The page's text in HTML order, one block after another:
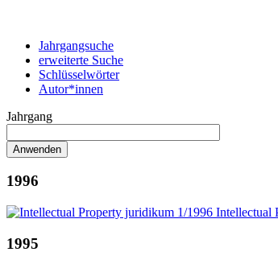
Jahrgangsuche
erweiterte Suche
Schlüsselwörter
Autor*innen
Jahrgang
1996
1995